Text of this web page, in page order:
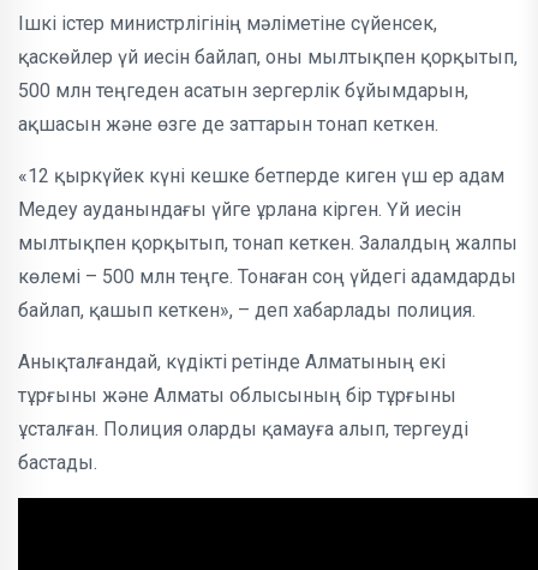
Ішкі істер министрлігінің мәліметіне сүйенсек,
қаскөйлер үй иесін байлап, оны мылтықпен қорқытып,
500 млн теңгеден асатын зергерлік бұйымдарын,
ақшасын және өзге де заттарын тонап кеткен.
«12 қыркүйек күні кешке бетперде киген үш ер адам
Медеу ауданындағы үйге ұрлана кірген. Үй иесін
мылтықпен қорқытып, тонап кеткен. Залалдың жалпы
көлемі – 500 млн теңге. Тонаған соң үйдегі адамдарды
байлап, қашып кеткен», – деп хабарлады полиция.
Анықталғандай, күдікті ретінде Алматының екі
тұрғыны және Алматы облысының бір тұрғыны
ұсталған. Полиция оларды қамауға алып, тергеуді
бастады.